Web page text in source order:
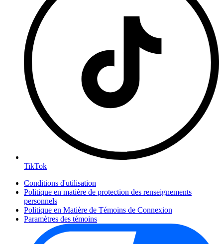
TikTok
Conditions d'utilisation
Politique en matière de protection des renseignements
personnels
Politique en Matière de Témoins de Connexion
Paramètres des témoins